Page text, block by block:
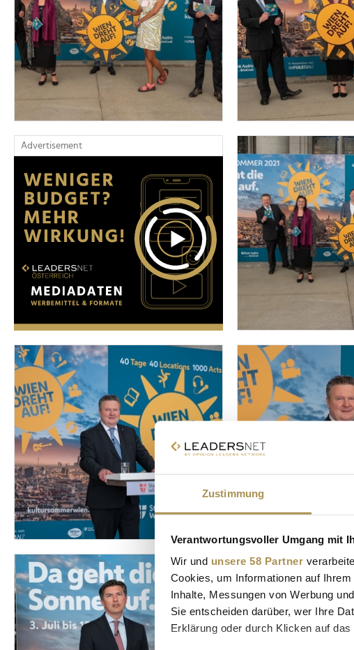
Zustimmung
Verantwortungsvoller Umgang mit
Wir und unsere 58 Partner
Cookies, um Informationen auf
Inhalte, Messungen von Werbung
Sie entscheiden darüber, wer Ihre
Erklärung oder durch Klicken auf
Advertisement